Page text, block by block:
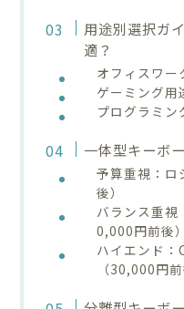
用途別選択ガ
適？
オフィスワー
ゲーミング用
プログラミン
一体型キーボ
予算重視：
後）
バランス重視
0,000円前後）
ハイエンド
（30,000円前